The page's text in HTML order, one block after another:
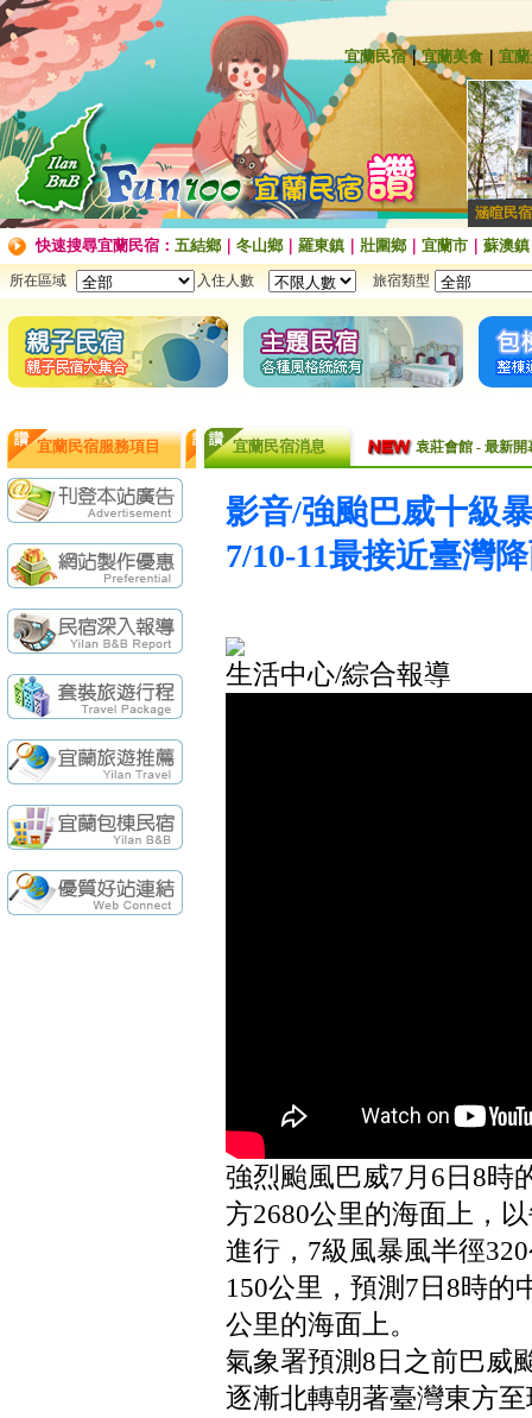
宜蘭民宿｜宜蘭美食 ｜ 宜
涵暄民宿
快速搜尋宜蘭民宿： 五結鄉｜ 冬山鄉｜ 羅東鎮 壯圍鄉｜ 宜蘭市 蘇澳鎮
所在區域 入住人數 旅宿類型
宜蘭民宿服務項目 宜蘭民宿消息
袁莊會館 - 最新開
【民宿快訊】
續住再享85折，
【民宿快訊】羅
袁莊會館 - 最
續住再享85折，
【民宿快訊】羅
影音/強颱巴威十級
7/10-11最接近臺灣
生活中心/綜合報導
強烈颱風巴威7月6日8時
方2680公里的海面上，
進行，7級風暴風半徑
150公里，預測7日8時的
公里的海面上。
氣象署預測8日之前巴威
逐漸北轉朝著臺灣東方